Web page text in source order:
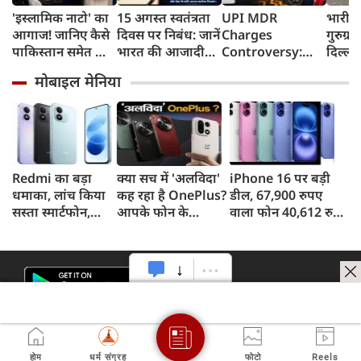
'इस्लामिक नाटो' का
आगाज! जानिए कैसे
पाकिस्तान समेत तीन
बढ़ाई भारत की टेंशन
15 अगस्त स्वतंत्रता
दिवस पर निबंध: जानें
भारत की आजादी
महत्व
UPI MDR
Charges
Controversy:
'ट्रंप कनेक्शन' की
क्यों हो रही चर्चा?
भारी
मोबाइल मेनिया
Redmi का बड़ा
धमाका, लांच किया
सस्ता स्मार्टफोन,
क्या सच में 'अलविदा'
कह रहा है OnePlus?
आपके फोन के
iPhone 16 पर बड़ी
डील, 67,900 रुपए
वाला फोन 40,612 रुपए
होम धर्म संग्रह फोटो Reels